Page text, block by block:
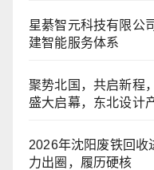
星綦智元科技有限公
建智能服务体系
聚势北国，共启新程
盛大启幕，东北设计
2026年沈阳废铁回收
力出圈，履历硬核